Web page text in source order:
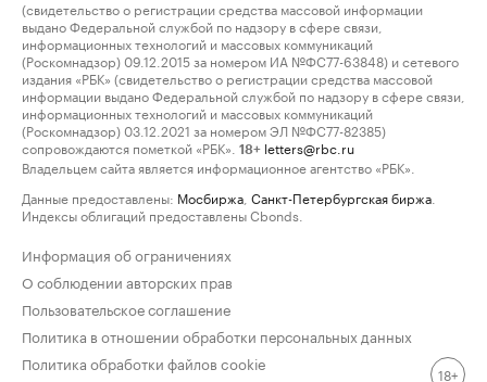
(свидетельство о регистрации средства массовой информации
выдано Федеральной службой по надзору в сфере связи,
информационных технологий и массовых коммуникаций
(Роскомнадзор) 09.12.2015 за номером ИА №ФС77-63848) и сетевого
издания «РБК» (свидетельство о регистрации средства массовой
информации выдано Федеральной службой по надзору в сфере связи,
информационных технологий и массовых коммуникаций
(Роскомнадзор) 03.12.2021 за номером ЭЛ №ФС77-82385)
сопровождаются пометкой «РБК».
18+ letters@rbc.ru
Владельцем сайта является информационное агентство «РБК».
Данные предоставлены: Мосбиржа Санкт-Петербургская биржа
Индексы облигаций предоставлены Cbonds.
Информация об ограничениях
О соблюдении авторских прав
Пользовательское соглашение
Политика в отношении обработки персональных данных
Политика обработки файлов cookie
18+